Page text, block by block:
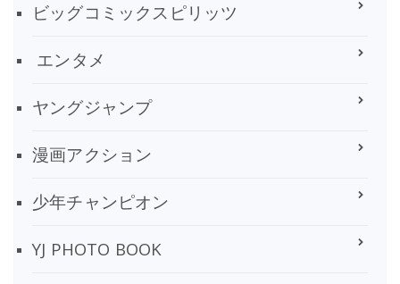
ビッグコミックスピリッツ
エンタメ
ヤングジャンプ
漫画アクション
少年チャンピオン
YJ PHOTO BOOK